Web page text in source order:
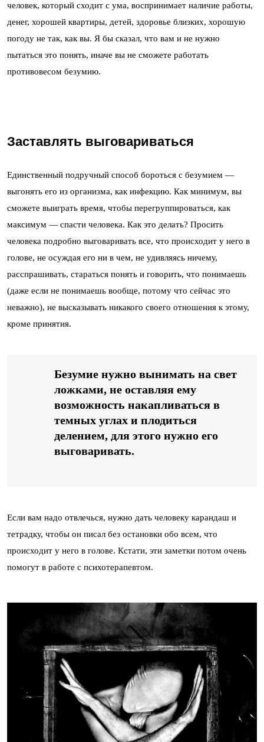
человек, который сходит с ума, воспринимает наличие работы,
денег, хорошей квартиры, детей, здоровье близких, хорошую
погоду не так, как вы. Я бы сказал, что вам и не нужно
пытаться это понять, иначе вы не сможете работать
противовесом безумию.
Заставлять выговариваться
Единственный подручный способ бороться с безумием —
выгонять его из организма, как инфекцию. Как минимум, вы
сможете выиграть время, чтобы перегруппироваться, как
максимум — спасти человека. Как это делать? Просить
человека подробно выговаривать все, что происходит у него в
голове, не осуждая его ни в чем, не удивляясь ничему,
расспрашивать, стараться понять и говорить, что понимаешь
(даже если не понимаешь вообще, потому что сейчас это
неважно), не высказывать никакого своего отношения к этому,
кроме принятия.
Безумие нужно вынимать на свет
ложками, не оставляя ему
возможность накапливаться в
темных углах и плодиться
делением, для этого нужно его
выговаривать.
Если вам надо отвлечься, нужно дать человеку карандаш и
тетрадку, чтобы он писал без остановки обо всем, что
происходит у него в голове. Кстати, эти заметки потом очень
помогут в работе с психотерапевтом.